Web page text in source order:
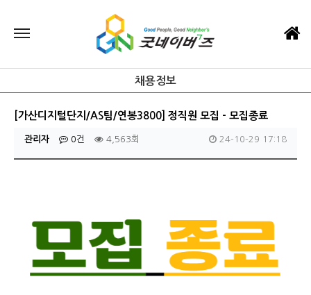
채용정보
[가산디지털단지/AS팀/연봉3800] 정직원 모집 - 모집종료
관리자 0건 4,563회 24-10-29 17:18